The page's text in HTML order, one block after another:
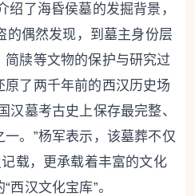
绍了海昏侯墓的发掘背景，
的偶然发现，到墓主身份层
牍等文物的保护与研究过
了两千年前的西汉历史场
汉墓考古史上保存最完整、
。”杨军表示，该墓葬不仅
载，更承载着丰富的文化
西汉文化宝库”。